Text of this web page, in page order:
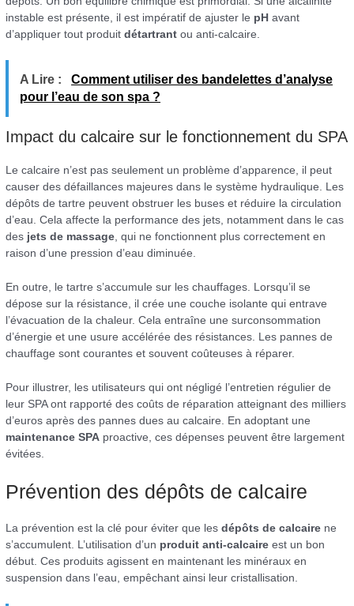
instable est présente, il est impératif de ajuster le pH avant
d’appliquer tout produitdétartrant ou anti-calcaire.
A Lire :
Comment utiliser des bandelettes d’analyse
pour l’eau de son spa ?
Impact du calcaire sur le fonctionnement du SPA
Le calcaire n’est pas seulement un problème d’apparence, il peut
causer des défaillances majeures dans le système hydraulique. Les
dépôts de tartre peuvent obstruer les buses et réduire la circulation
d’eau. Cela affecte la performance des jets, notamment dans le cas
des jets de massage, qui ne fonctionnent plus correctement en
raison d’une pression d’eau diminuée.
En outre, le tartre s’accumule sur les chauffages. Lorsqu’il se
dépose sur la résistance, il crée une couche isolante qui entrave
l’évacuation de la chaleur. Cela entraîne une surconsommation
d’énergie et une usure accélérée des résistances. Les pannes de
chauffage sont courantes et souvent coûteuses à réparer.
Pour illustrer, les utilisateurs qui ont négligé l’entretien régulier de
leur SPA ont rapporté des coûts de réparation atteignant des milliers
d’euros après des pannes dues au calcaire. En adoptant une
maintenance SPA proactive, ces dépenses peuvent être largement
évitées.
Prévention des dépôts de calcaire
La prévention est la clé pour éviter que lesdépôts de calcaire ne
s’accumulent. L’utilisation d’un produit anti-calcaire est un bon
début. Ces produits agissent en maintenant les minéraux en
suspension dans l’eau, empêchant ainsi leur cristallisation.